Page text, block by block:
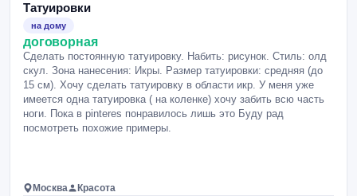
Татуировки
на дому
договорная
Сделать постоянную татуировку. Набить: рисунок. Стиль: олд
скул. Зона нанесения: Икры. Размер татуировки: средняя (до
15 см). Хочу сделать татуировку в области икр. У меня уже
имеется одна татуировка ( на коленке) хочу забить всю часть
ноги. Пока в pinteres понравилось лишь это Буду рад
посмотреть похожие примеры.
Москва Красота